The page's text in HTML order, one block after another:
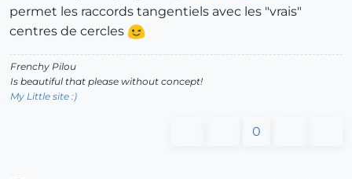
permet les raccords tangentiels avec les "vrais"
centres de cercles
Frenchy Pilou
Is beautiful that please without concept!
My Little site :)
0